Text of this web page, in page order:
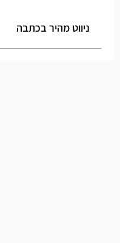
ניווט מהיר בכתבה